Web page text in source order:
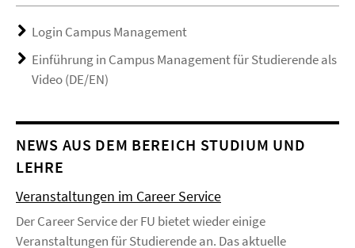
Login Campus Management
Einführung in Campus Management für Studierende als
Video (DE/EN)
NEWS AUS DEM BEREICH STUDIUM UND
LEHRE
Veranstaltungen im Career Service
Der Career Service der FU bietet wieder einige
Veranstaltungen für Studierende an. Das aktuelle